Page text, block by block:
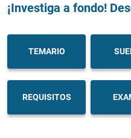
¡Investiga a fondo!
TEMARIO
REQUISITOS